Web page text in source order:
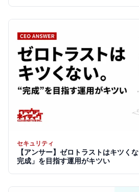
セキュリティ
【アンサー】ゼロトラストはキツく
完成」を目指す運用がキツい